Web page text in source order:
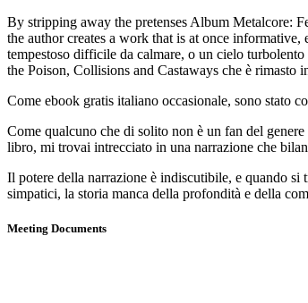
By stripping away the pretenses Album Metalcore:
the author creates a work that is at once
tempestoso difficile da calmare, o un cielo
the Poison, Collisions and Castaways che è rimasto
Come ebook gratis italiano occasionale, sono stato
Come qualcuno che di solito non è un fan del
libro, mi trovai intrecciato in una narrazione che
Il potere della narrazione è indiscutibile, e quando si
simpatici, la storia manca della profondità e della
Meeting Documents